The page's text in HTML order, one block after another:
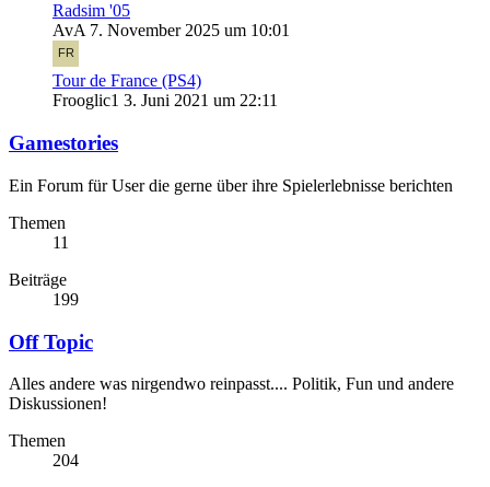
Radsim '05
AvA 7. November 2025 um 10:01
Tour de France (PS4)
Frooglic1 3. Juni 2021 um 22:11
Gamestories
Ein Forum für User die gerne über ihre Spielerlebnisse berichten
Themen
11
Beiträge
199
Off Topic
Alles andere was nirgendwo reinpasst.... Politik, Fun und andere
Diskussionen!
Themen
204